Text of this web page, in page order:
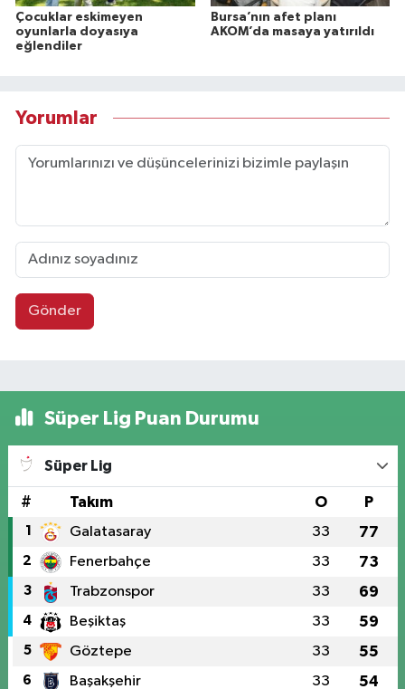
Çocuklar eskimeyen
oyunlarla doyasıya
eğlendiler
Bursa’nın afet planı
AKOM’da masaya yatırıldı
Yorumlar
Gönder
Süper Lig Puan Durumu
Süper Lig
# Takım O P
1 Galatasaray 33 77
2 Fenerbahçe 33 73
3 Trabzonspor 33 69
4 Beşiktaş 33 59
5 Göztepe 33 55
6 Başakşehir 33 54